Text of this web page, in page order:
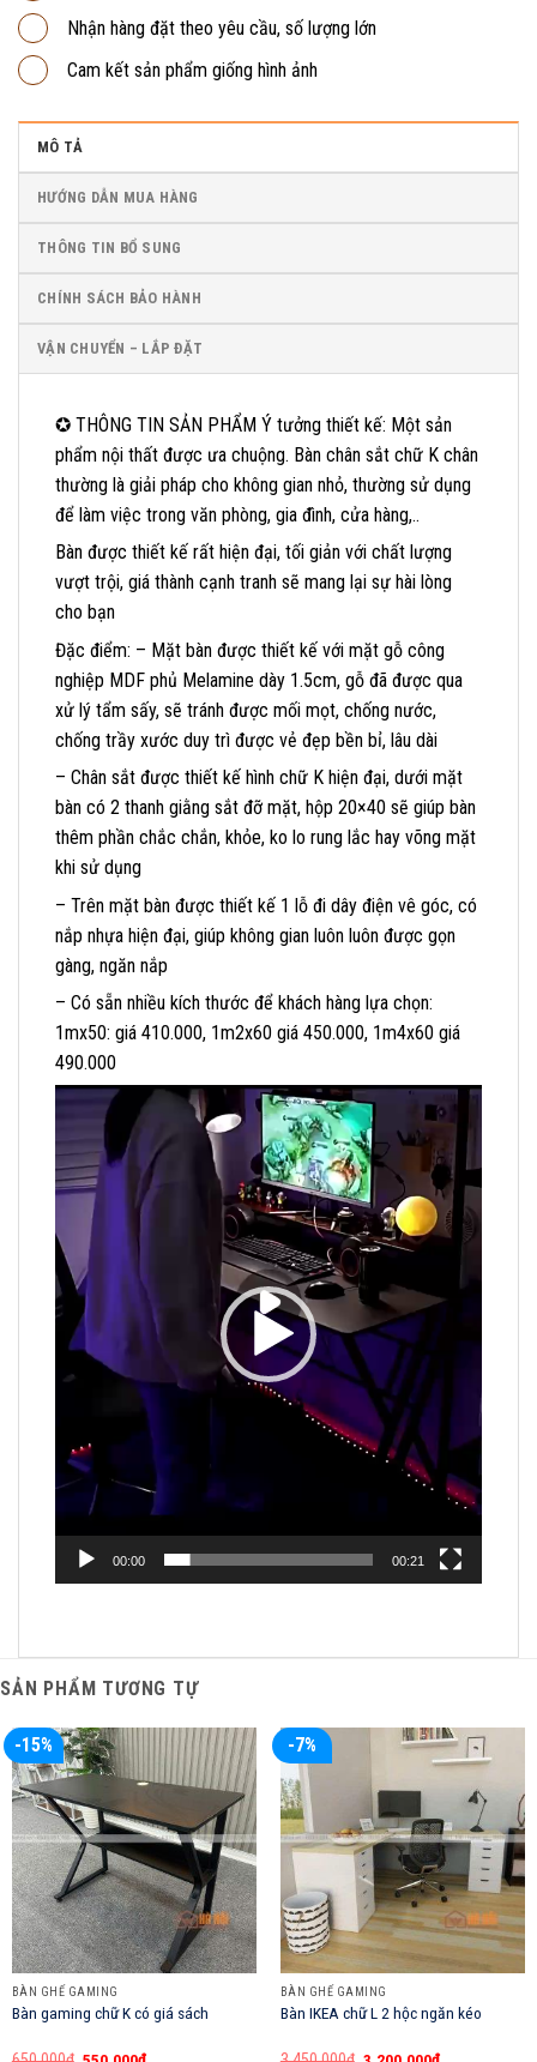
Nhận hàng đặt theo yêu cầu, số lượng lớn
Cam kết sản phẩm giống hình ảnh
MÔ TẢ
HƯỚNG DẪN MUA HÀNG
THÔNG TIN BỔ SUNG
CHÍNH SÁCH BẢO HÀNH
VẬN CHUYỂN – LẮP ĐẶT
✪ THÔNG TIN SẢN PHẨM Ý tưởng thiết kế: Một sản
phẩm nội thất được ưa chuộng. Bàn chân sắt chữ K chân
thường là giải pháp cho không gian nhỏ, thường sử dụng
để làm việc trong văn phòng, gia đình, cửa hàng,..
Bàn được thiết kế rất hiện đại, tối giản với chất lượng
vượt trội, giá thành cạnh tranh sẽ mang lại sự hài lòng
cho bạn
Đặc điểm: – Mặt bàn được thiết kế với mặt gỗ công
nghiệp MDF phủ Melamine dày 1.5cm, gỗ đã được qua
xử lý tẩm sấy, sẽ tránh được mối mọt, chống nước,
chống trầy xước duy trì được vẻ đẹp bền bỉ, lâu dài
– Chân sắt được thiết kế hình chữ K hiện đại, dưới mặt
bàn có 2 thanh giằng sắt đỡ mặt, hộp 20×40 sẽ giúp bàn
thêm phần chắc chắn, khỏe, ko lo rung lắc hay võng mặt
khi sử dụng
– Trên mặt bàn được thiết kế 1 lỗ đi dây điện vê góc, có
nắp nhựa hiện đại, giúp không gian luôn luôn được gọn
gàng, ngăn nắp
– Có sẵn nhiều kích thước để khách hàng lựa chọn:
1mx50: giá 410.000, 1m2x60 giá 450.000, 1m4x60 giá
490.000
Video
00:00 00:21
SẢN PHẨM TƯƠNG TỰ
-15%
BÀN GHẾ GAMING
Bàn gaming chữ K có giá sách
Giá Giá
-7%
BÀN GHẾ GAMING
Bàn IKEA chữ L 2 hộc ngăn kéo
Giá Giá